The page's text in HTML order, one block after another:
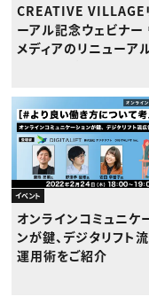
CREATIVE VILLAGE
ーアル記念ウェビナー ウェブ
メディアのリニューア
イベント
オンラインコミュニケ
ンが鍵、デジタリフト
運用術をご紹介